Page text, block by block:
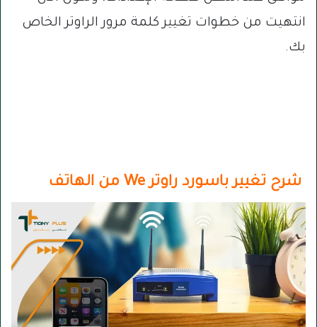
انتهيت من خطوات تغيير كلمة مرور الراوتر الخاص
بك.
شرح تغيير باسورد راوتر We من الهاتف